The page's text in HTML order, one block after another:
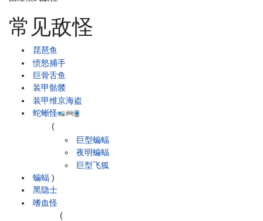
常见敌怪
琵琶鱼
愤怒捕手
巨骨舌鱼
装甲骷髅
装甲维京海盗
蛇蜥怪
蝙蝠
(
巨型蝙蝠
夜明蝙蝠
巨型飞狐
)
黑隐士
嗜血怪
(